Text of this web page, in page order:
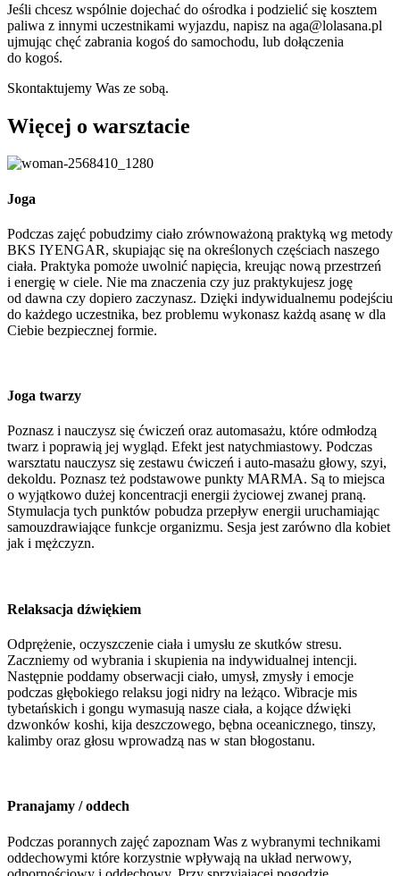
Jeśli chcesz wspólnie dojechać do ośrodka i podzielić się kosztem
paliwa z innymi uczestnikami wyjazdu, napisz na aga@lolasana.pl
ujmując chęć zabrania kogoś do samochodu, lub dołączenia
do kogoś.
Skontaktujemy Was ze sobą.
Więcej o warsztacie
Joga
Podczas zajęć pobudzimy ciało zrównoważoną praktyką wg metody
BKS IYENGAR, skupiając się na określonych częściach naszego
ciała. Praktyka pomoże uwolnić napięcia, kreując nową przestrzeń
i energię w ciele. Nie ma znaczenia czy juz praktykujesz jogę
od dawna czy dopiero zaczynasz. Dzięki indywidualnemu podejściu
do każdego uczestnika, bez problemu wykonasz każdą asanę w dla
Ciebie bezpiecznej formie.
Joga twarzy
Poznasz i nauczysz się ćwiczeń oraz automasażu, które odmłodzą
twarz i poprawią jej wygląd. Efekt jest natychmiastowy. Podczas
warsztatu nauczysz się zestawu ćwiczeń i auto-masażu głowy, szyi,
dekoldu. Poznasz też podstawowe punkty MARMA. Są to miejsca
o wyjątkowo dużej koncentracji energii życiowej zwanej praną.
Stymulacja tych punktów pobudza przepływ energii uruchamiając
samouzdrawiające funkcje organizmu. Sesja jest zarówno dla kobiet
jak i mężczyzn.
Relaksacja dźwiękiem
Odprężenie, oczyszczenie ciała i umysłu ze skutków stresu.
Zaczniemy od wybrania i skupienia na indywidualnej intencji.
Następnie poddamy obserwacji ciało, umysł, zmysły i emocje
podczas głębokiego relaksu jogi nidry na leżąco. Wibracje mis
tybetańskich i gongu wymasują nasze ciała, a kojące dźwięki
dzwonków koshi, kija deszczowego, bębna oceanicznego, tinszy,
kalimby oraz głosu wprowadzą nas w stan błogostanu.
Pranajamy / oddech
Podczas porannych zajęć zapoznam Was z wybranymi technikami
oddechowymi które korzystnie wpływają na układ nerwowy,